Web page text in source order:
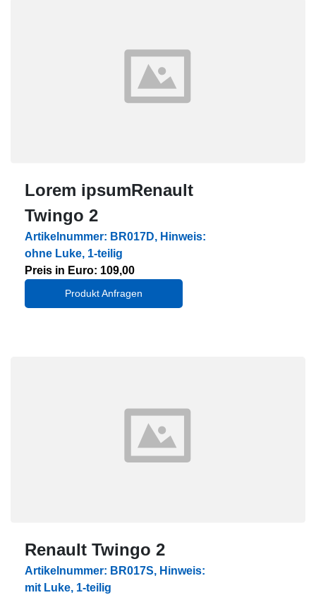
Lorem ipsumRenault
Twingo 2
Artikelnummer: BR017D, Hinweis:
ohne Luke, 1-teilig
Preis in Euro: 109,00
Produkt Anfragen
Renault Twingo 2
Artikelnummer: BR017S, Hinweis:
mit Luke, 1-teilig